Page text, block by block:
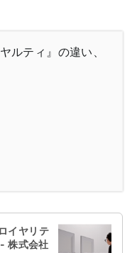
ルティ』の違い、
イヤリテ
株式会社